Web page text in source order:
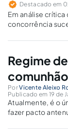
Destacado em
Em análise crítica
concorrência
posteriormente
Regime
PorVicente Aleixo
Publicado em 19 de
Atualmente, é o
fazer pacto